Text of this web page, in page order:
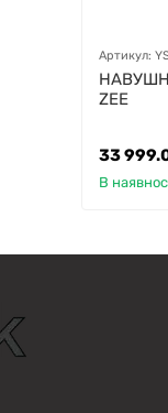
Артикул:
ZEE
33
В
— допоможу